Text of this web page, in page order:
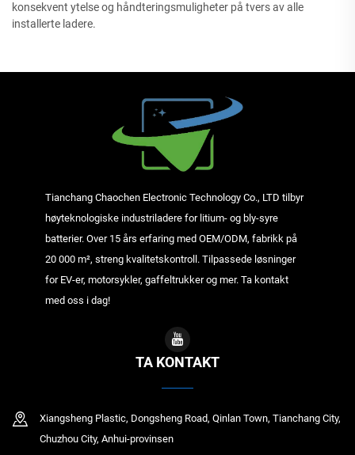
konsekvent ytelse og håndteringsmuligheter på tvers av alle
installerte ladere.
Tianchang Chaochen Electronic Technology Co., LTD tilbyr
høyteknologiske industriladere for litium- og bly-syre
batterier. Over 15 års erfaring med OEM/ODM, fabrikk på
20 000 m², streng kvalitetskontroll. Tilpassede løsninger
for EV-er, motorsykler, gaffeltrukker og mer. Ta kontakt
med oss i dag!
TA KONTAKT
Xiangsheng Plastic, Dongsheng Road, Qinlan Town, Tianchang City,
Chuzhou City, Anhui-provinsen